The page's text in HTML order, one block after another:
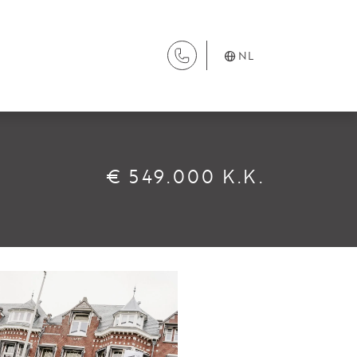
NL
€ 549.000 K.K.
Beheer
Verkoop
Nieuwbouw